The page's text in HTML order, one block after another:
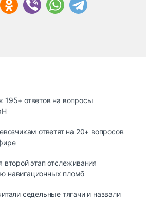
195+ ответов на вопросы
ответят на 20+ вопросов
второй этап отслеживания
навигационных пломб
седельные тягачи и назвали